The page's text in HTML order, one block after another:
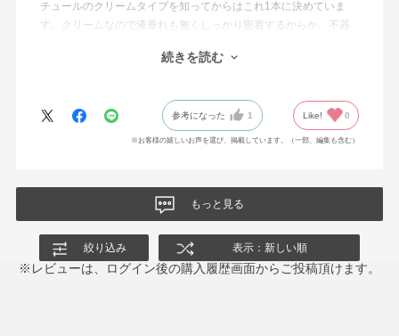
チュールのクリームタイプを知ってからはこれ1本に決めていま
す。クリームなので液垂れも無くしっかり密着するからか、不器
来、しかも染めた後のツヤ感と指通りの良さもgood!!色持ちも大満
続きを読む
参考になった 1 Like! 0
※お客様の嬉しいお声を選び、掲載しています。（一部、編集も含む）
もっと見る
絞り込み 表示：新しい順
※レビューは、ログイン後の購入履歴画面からご投稿頂けます。